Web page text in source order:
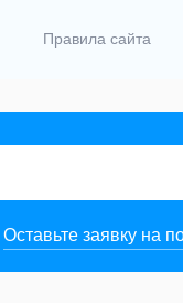
Правила сайта
Оставьте заявку на